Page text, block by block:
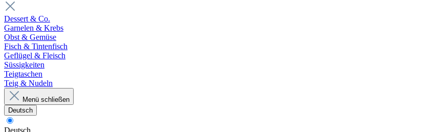
Dessert & Co.
Garnelen & Krebs
Obst & Gemüse
Fisch & Tintenfisch
Geflügel & Fleisch
Süssigkeiten
Teigtaschen
Teig & Nudeln
Menü schließen
Deutsch
Deutsch